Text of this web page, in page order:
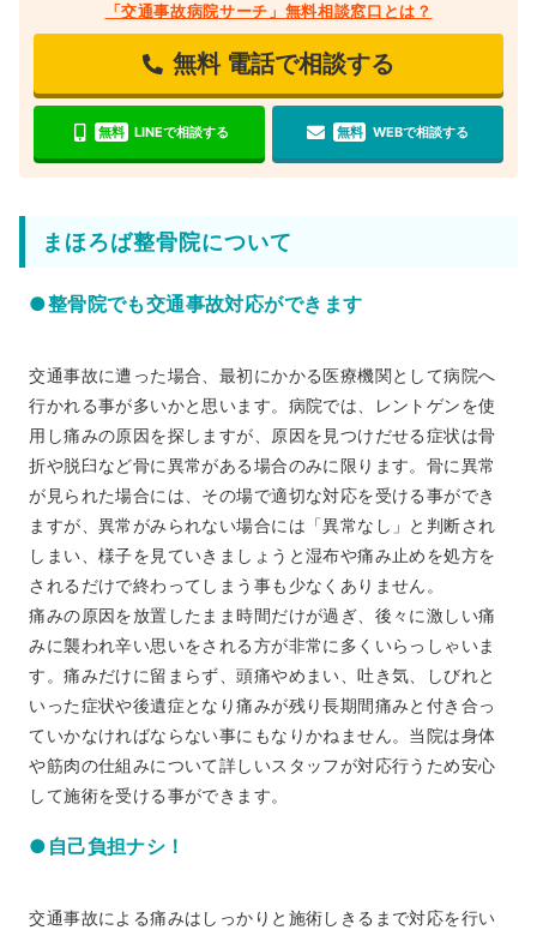
「交通事故病院サーチ」無料相談窓口とは？
無料 電話で相談する
無料 LINEで相談する 無料 WEBで相談する
まほろば整骨院について
●整骨院でも交通事故対応ができます
交通事故に遭った場合、最初にかかる医療機関として病院へ
行かれる事が多いかと思います。病院では、レントゲンを使
用し痛みの原因を探しますが、原因を見つけだせる症状は骨
折や脱臼など骨に異常がある場合のみに限ります。骨に異常
が見られた場合には、その場で適切な対応を受ける事ができ
ますが、異常がみられない場合には「異常なし」と判断され
しまい、様子を見ていきましょうと湿布や痛み止めを処方を
されるだけで終わってしまう事も少なくありません。
痛みの原因を放置したまま時間だけが過ぎ、後々に激しい痛
みに襲われ辛い思いをされる方が非常に多くいらっしゃいま
す。痛みだけに留まらず、頭痛やめまい、吐き気、しびれと
いった症状や後遺症となり痛みが残り長期間痛みと付き合っ
ていかなければならない事にもなりかねません。当院は身体
や筋肉の仕組みについて詳しいスタッフが対応行うため安心
して施術を受ける事ができます。
●自己負担ナシ！
交通事故による痛みはしっかりと施術しきるまで対応を行い